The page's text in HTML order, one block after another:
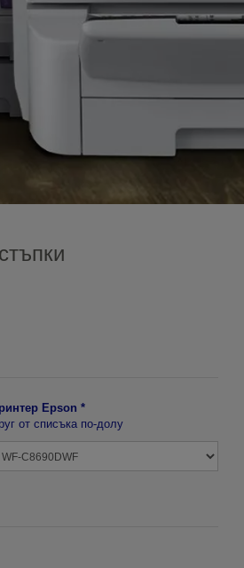
Epson *
от списъка по-долу